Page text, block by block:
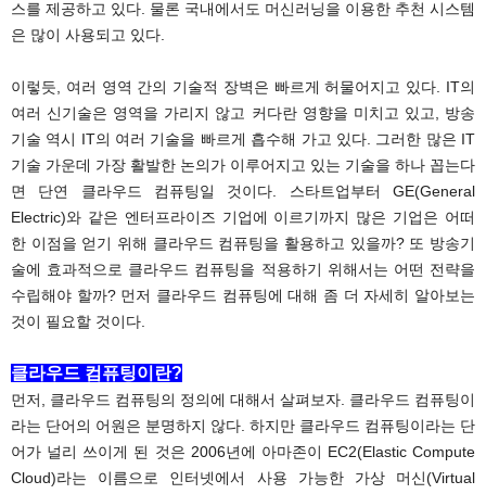
스를 제공하고 있다. 물론 국내에서도 머신러닝을 이용한 추천 시스템
은 많이 사용되고 있다.
이렇듯, 여러 영역 간의 기술적 장벽은 빠르게 허물어지고 있다. IT의
여러 신기술은 영역을 가리지 않고 커다란 영향을 미치고 있고, 방송
기술 역시 IT의 여러 기술을 빠르게 흡수해 가고 있다. 그러한 많은 IT
기술 가운데 가장 활발한 논의가 이루어지고 있는 기술을 하나 꼽는다
면 단연 클라우드 컴퓨팅일 것이다. 스타트업부터 GE(General
Electric)와 같은 엔터프라이즈 기업에 이르기까지 많은 기업은 어떠
한 이점을 얻기 위해 클라우드 컴퓨팅을 활용하고 있을까? 또 방송기
술에 효과적으로 클라우드 컴퓨팅을 적용하기 위해서는 어떤 전략을
수립해야 할까? 먼저 클라우드 컴퓨팅에 대해 좀 더 자세히 알아보는
것이 필요할 것이다.
클라우드 컴퓨팅이란?
먼저, 클라우드 컴퓨팅의 정의에 대해서 살펴보자. 클라우드 컴퓨팅이
라는 단어의 어원은 분명하지 않다. 하지만 클라우드 컴퓨팅이라는 단
어가 널리 쓰이게 된 것은 2006년에 아마존이 EC2(Elastic Compute
Cloud)라는 이름으로 인터넷에서 사용 가능한 가상 머신(Virtual